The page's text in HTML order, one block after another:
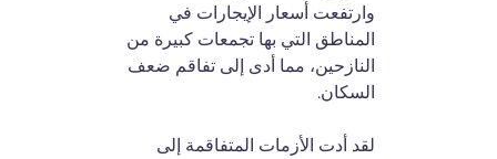
وارتفعت أسعار الإيجارات في
المناطق التي بها تجمعات كبيرة من
النازحين، مما أدى إلى تفاقم ضعف
السكان.
لقد أدت الأزمات المتفاقمة إلى